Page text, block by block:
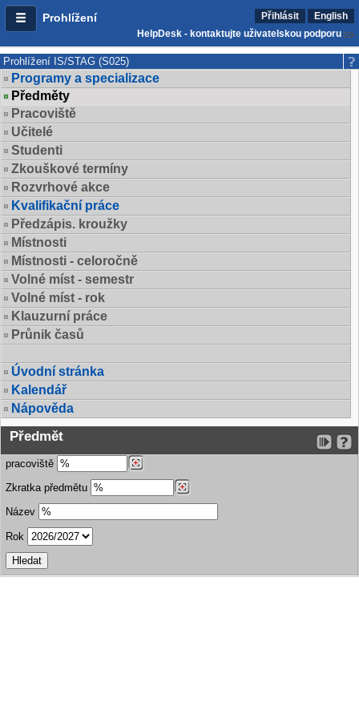
Prohlížení Přihlásit
English
HelpDesk - kontaktujte uživatelskou podporu
Prohlížení IS/STAG (S025)
Programy a specializace
Předměty
Pracoviště
Učitelé
Studenti
Zkouškové termíny
Rozvrhové akce
Kvalifikační práce
Předzápis. kroužky
Místnosti
Místnosti - celoročně
Volné míst - semestr
Volné míst - rok
Klauzurní práce
Průnik časů
Úvodní stránka
Kalendář
Nápověda
Předmět
pracoviště
Zkratka předmětu
Název
Rok